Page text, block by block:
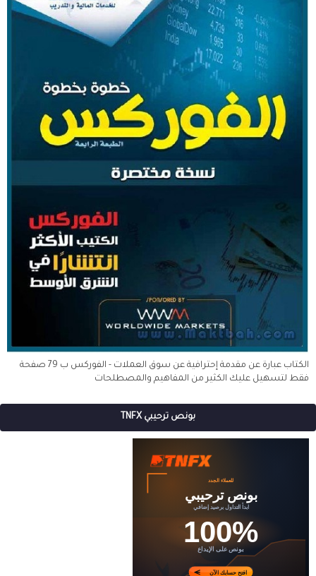
الكتاب عبارة عن مقدمة إحترافية عن سوق العملات - الفوركس ب 79 صفحة
فقط لتسهيل عليك الكثير من المفاهيم والمصطلحات
بونص ترحيبي TNFX